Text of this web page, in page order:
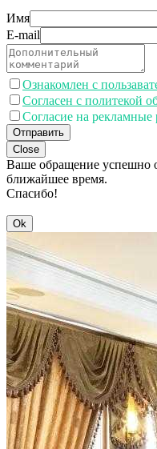
Имя
E-mail
Ознакомлен с
Согласен с политекой
Согласие на рекламные
Отправить
Close
Ваше обращение успешно
ближайшее время.
Спасибо!
Ok